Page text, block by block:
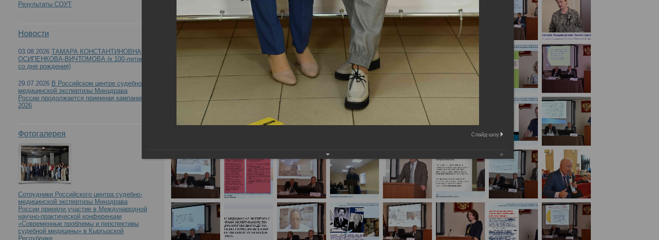
«Профессиональные правонарушения медицинских работников: междисциплинарный подход» (День1)
Результаты СОУТ
Новости
03.08.2026 ТАМАРА КОНСТАНТИНОВНА
ОСИПЕНКОВА-ВИЧТОМОВА (к 100-летию
со дня рождения)
29.07.2026 В Российском центре судебно-
медицинской экспертизы Минздрава
России продолжается приемная кампания
2026
Фотогалерея
Сотрудники Российского центра судебно-
медицинской экспертизы Минздрава
России приняли участие в Международной
научно-практической конференции
«Современные проблемы и перспективы
судебной медицины» в Кыргызской
Республике
Слайд-шоу: